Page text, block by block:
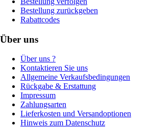
Bestellung zurückgeben
Rabattcodes
Über uns
Über uns ?
Kontaktieren Sie uns
Allgemeine Verkaufsbedingungen
Rückgabe & Erstattung
Impressum
Zahlungsarten
Lieferkosten und Versandoptionen
Hinweis zum Datenschutz